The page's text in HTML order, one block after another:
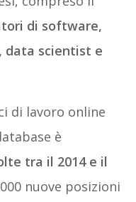
di software,
data scientist e
di lavoro online
è
tra il 2014 e il
nuove posizioni